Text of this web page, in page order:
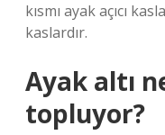
kısmı ayak açıcı
kaslardır.
Ayak altı
topluyor?